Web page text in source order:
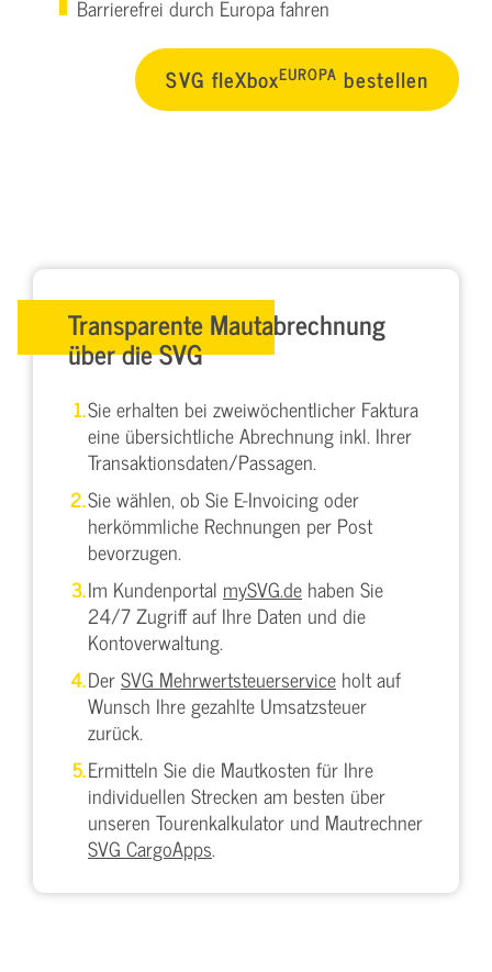
Barrierefrei durch Europa fahren
SVG fleXboxEUROPA bestellen
Transparente Mautabrechnung
über die SVG
Sie erhalten bei zweiwöchentlicher Faktura
eine übersichtliche Abrechnung inkl. Ihrer
Transaktionsdaten/Passagen.
Sie wählen, ob Sie E-Invoicing oder
herkömmliche Rechnungen per Post
bevorzugen.
Im Kundenportal mySVG.de haben Sie
24/7 Zugriff auf Ihre Daten und die
Kontoverwaltung.
DerSVG Mehrwertsteuerservice holt auf
Wunsch Ihre gezahlte Umsatzsteuer
zurück.
Ermitteln Sie die Mautkosten für Ihre
individuellen Strecken am besten über
unseren Tourenkalkulator und Mautrechner
SVG CargoApps.